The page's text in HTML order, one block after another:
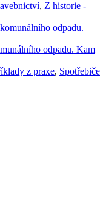
, Z historie -
odpadu. Kam
z praxe, Spotřebiče